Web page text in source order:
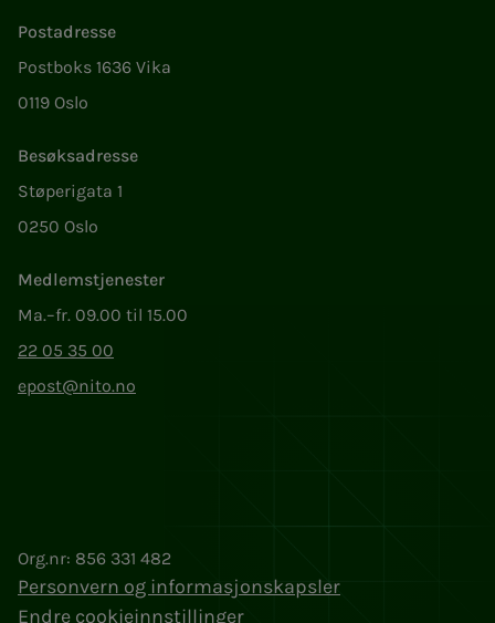
Postadresse
Postboks 1636 Vika
0119 Oslo
Besøksadresse
Støperigata 1
0250 Oslo
Medlemstjenester
Ma.–fr. 09.00 til 15.00
22 05 35 00
epost@nito.no
Org.nr: 856 331 482
Personvern og informasjonskapsler
Endre cookieinnstillinger